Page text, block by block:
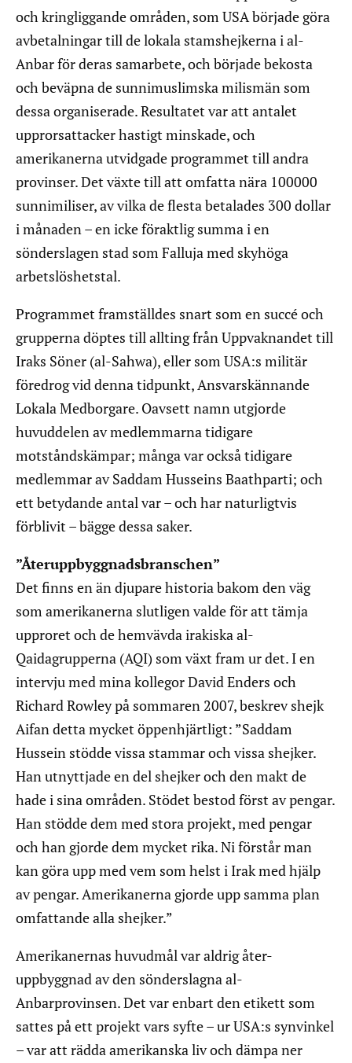
och kringliggande områden, som USA började göra
avbetalningar till de lokala stamshejkerna i al-
Anbar för deras samarbete, och började bekosta
och beväpna de sunnimuslimska milismän som
dessa organiserade. Resultatet var att antalet
upprorsattacker hastigt minskade, och
amerikanerna utvidgade programmet till andra
provinser. Det växte till att omfatta nära 100000
sunnimiliser, av vilka de flesta betalades 300 dollar
i månaden – en icke föraktlig summa i en
sönderslagen stad som Falluja med skyhöga
arbetslöshetstal.
Programmet framställdes snart som en succé och
grupperna döptes till allting från Uppvaknandet till
Iraks Söner (al-Sahwa), eller som USA:s militär
föredrog vid denna tidpunkt, Ansvarskännande
Lokala Medborgare. Oavsett namn utgjorde
huvuddelen av medlemmarna tidigare
motståndskämpar; många var också tidigare
medlemmar av Saddam Husseins Baathparti; och
ett betydande antal var – och har naturligtvis
förblivit – bägge dessa saker.
”Återuppbyggnadsbranschen”
Det finns en än djupare historia bakom den väg
som amerikanerna slutligen valde för att tämja
upproret och de hemvävda irakiska al-
Qaidagrupperna (AQI) som växt fram ur det. I en
intervju med mina kollegor David Enders och
Richard Rowley på sommaren 2007, beskrev shejk
Aifan detta mycket öppenhjärtligt: ”Saddam
Hussein stödde vissa stammar och vissa shejker.
Han utnyttjade en del shejker och den makt de
hade i sina områden. Stödet bestod först av pengar.
Han stödde dem med stora projekt, med pengar
och han gjorde dem mycket rika. Ni förstår man
kan göra upp med vem som helst i Irak med hjälp
av pengar. Amerikanerna gjorde upp samma plan
omfattande alla shejker.”
Amerikanernas huvudmål var aldrig åter-
uppbyggnad av den sönderslagna al-
Anbarprovinsen. Det var enbart den etikett som
sattes på ett projekt vars syfte – ur USA:s synvinkel
– var att rädda amerikanska liv och dämpa ner